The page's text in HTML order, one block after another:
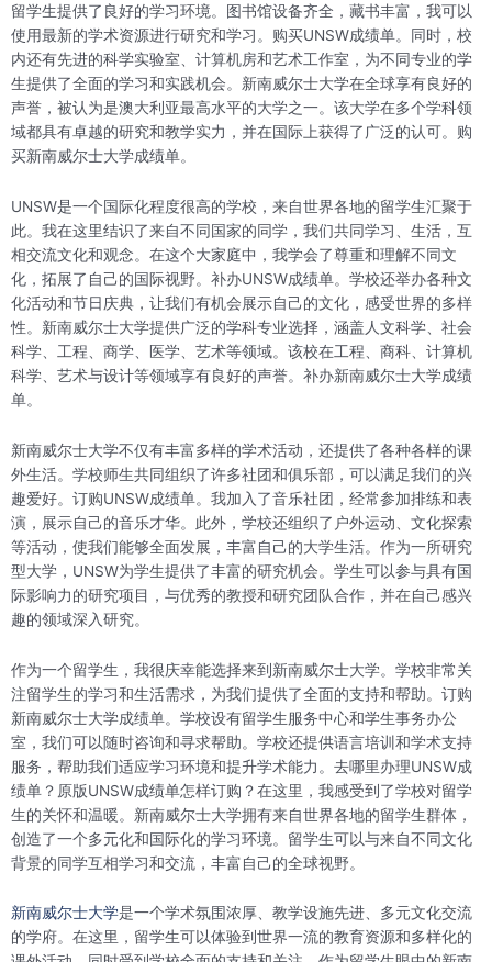
留学生提供了良好的学习环境。图书馆设备齐全，藏书丰富，我可以
使用最新的学术资源进行研究和学习。购买UNSW成绩单。同时，校
内还有先进的科学实验室、计算机房和艺术工作室，为不同专业的学
生提供了全面的学习和实践机会。新南威尔士大学在全球享有良好的
声誉，被认为是澳大利亚最高水平的大学之一。该大学在多个学科领
域都具有卓越的研究和教学实力，并在国际上获得了广泛的认可。购
买新南威尔士大学成绩单。
UNSW是一个国际化程度很高的学校，来自世界各地的留学生汇聚于
此。我在这里结识了来自不同国家的同学，我们共同学习、生活，互
相交流文化和观念。在这个大家庭中，我学会了尊重和理解不同文
化，拓展了自己的国际视野。补办UNSW成绩单。学校还举办各种文
化活动和节日庆典，让我们有机会展示自己的文化，感受世界的多样
性。新南威尔士大学提供广泛的学科专业选择，涵盖人文科学、社会
科学、工程、商学、医学、艺术等领域。该校在工程、商科、计算机
科学、艺术与设计等领域享有良好的声誉。补办新南威尔士大学成绩
单。
新南威尔士大学不仅有丰富多样的学术活动，还提供了各种各样的课
外生活。学校师生共同组织了许多社团和俱乐部，可以满足我们的兴
趣爱好。订购UNSW成绩单。我加入了音乐社团，经常参加排练和表
演，展示自己的音乐才华。此外，学校还组织了户外运动、文化探索
等活动，使我们能够全面发展，丰富自己的大学生活。作为一所研究
型大学，UNSW为学生提供了丰富的研究机会。学生可以参与具有国
际影响力的研究项目，与优秀的教授和研究团队合作，并在自己感兴
趣的领域深入研究。
作为一个留学生，我很庆幸能选择来到新南威尔士大学。学校非常关
注留学生的学习和生活需求，为我们提供了全面的支持和帮助。订购
新南威尔士大学成绩单。学校设有留学生服务中心和学生事务办公
室，我们可以随时咨询和寻求帮助。学校还提供语言培训和学术支持
服务，帮助我们适应学习环境和提升学术能力。去哪里办理UNSW成
绩单？原版UNSW成绩单怎样订购？在这里，我感受到了学校对留学
生的关怀和温暖。新南威尔士大学拥有来自世界各地的留学生群体，
创造了一个多元化和国际化的学习环境。留学生可以与来自不同文化
背景的同学互相学习和交流，丰富自己的全球视野。
新南威尔士大学是一个学术氛围浓厚、教学设施先进、多元文化交流
的学府。在这里，留学生可以体验到世界一流的教育资源和多样化的